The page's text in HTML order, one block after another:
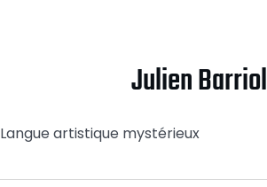
Julien Barriol
Langue artistique mystérieux